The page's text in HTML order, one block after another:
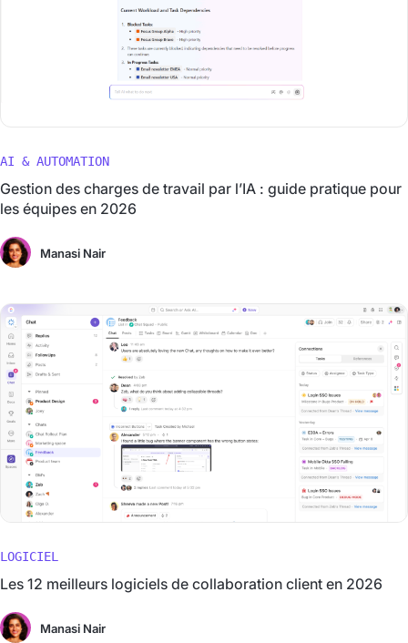
AI & AUTOMATION
Gestion des charges de travail par l’IA : guide pratique pour
les équipes en 2026
Manasi Nair
LOGICIEL
Les 12 meilleurs logiciels de collaboration client en 2026
Manasi Nair